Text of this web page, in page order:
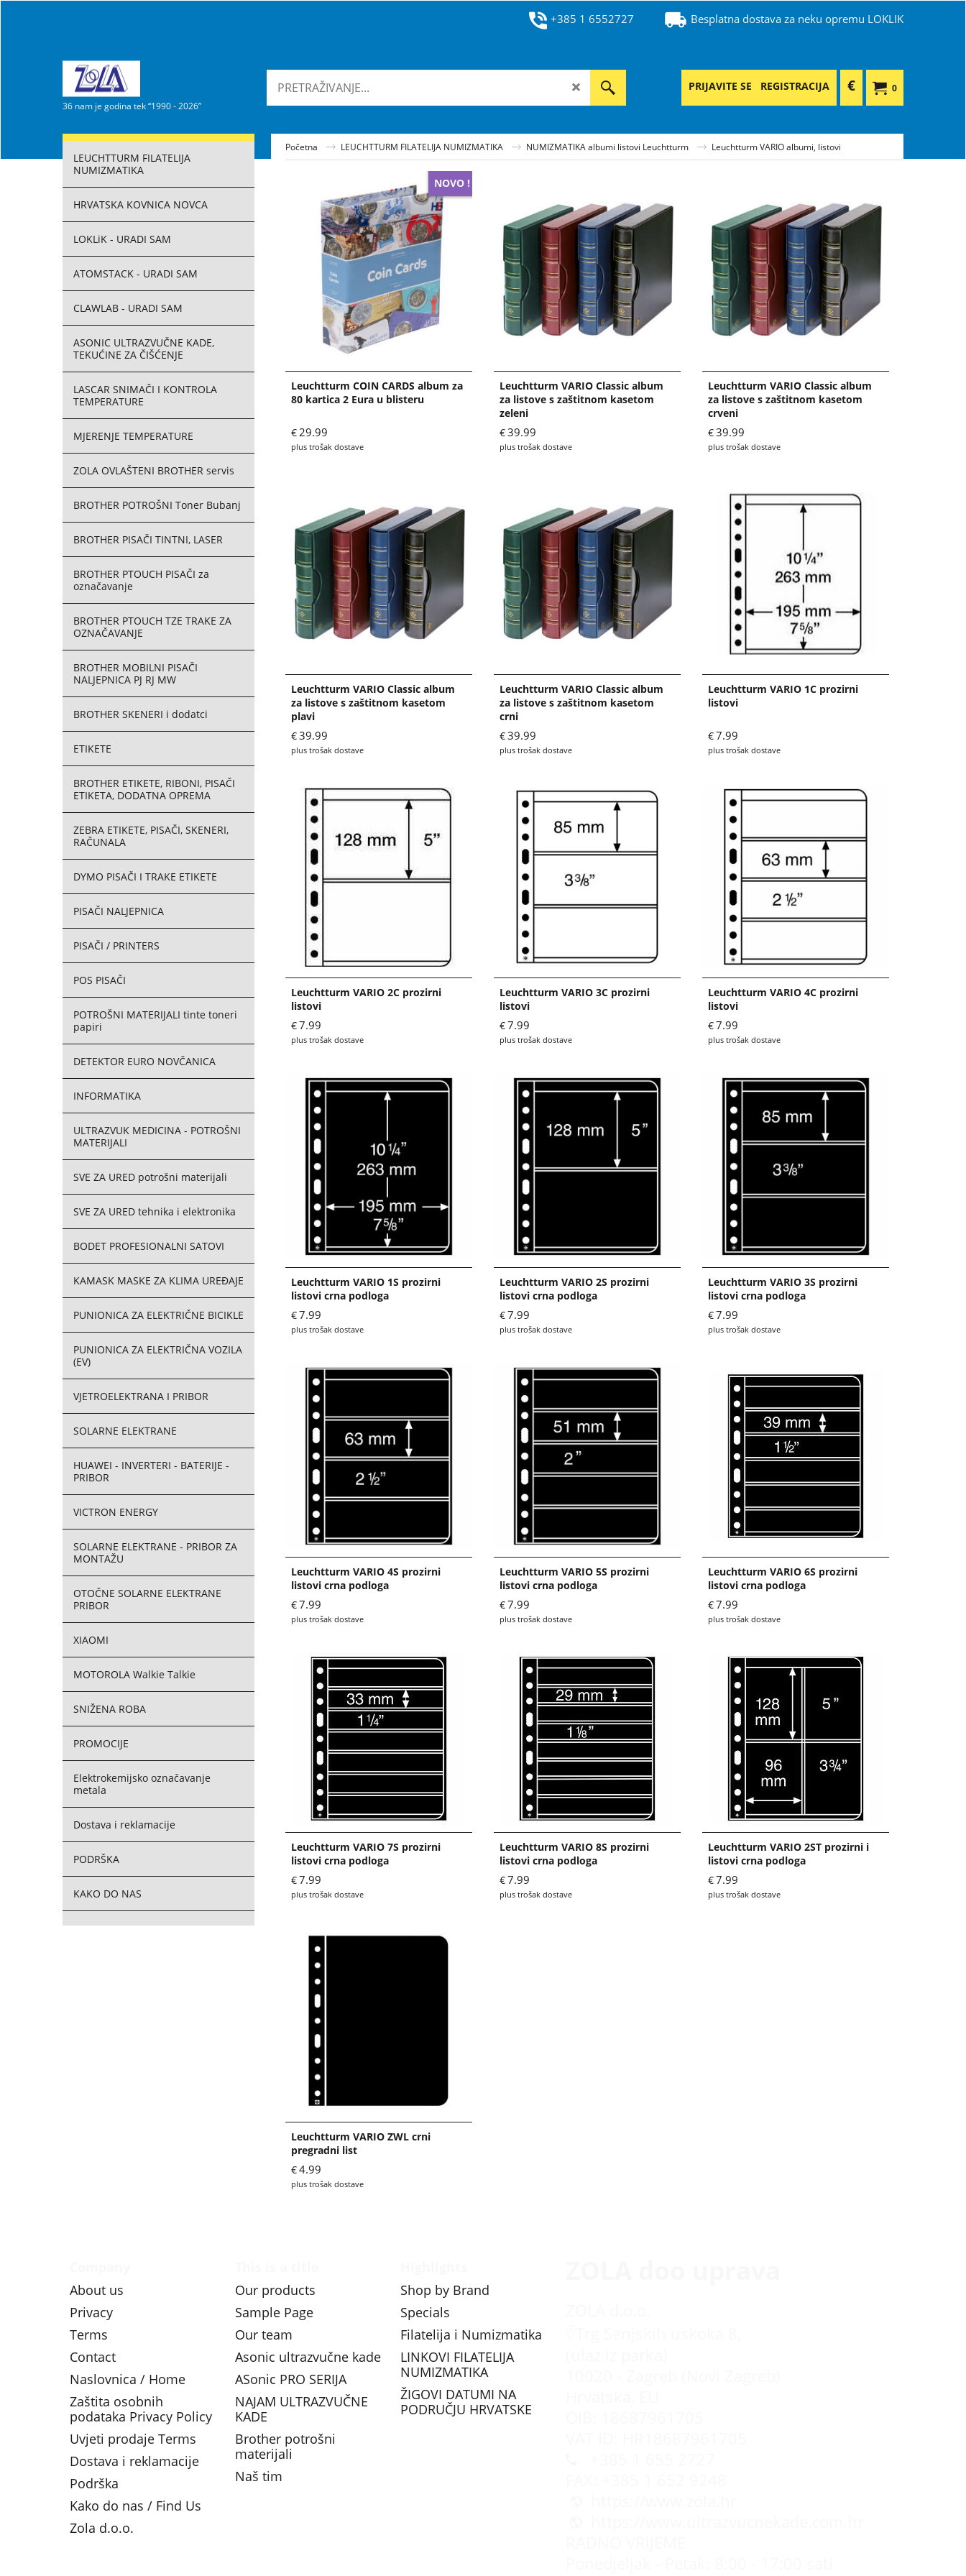
+385 1 6552727 Besplatna dostava za neku opremu LOKLIK
36 nam je godina tek “1990 - 2026”
0
€
PRIJAVITE SE REGISTRACIJA
LEUCHTTURM FILATELIJA
NUMIZMATIKA
HRVATSKA KOVNICA NOVCA
LOKLiK - URADI SAM
ATOMSTACK - URADI SAM
CLAWLAB - URADI SAM
ASONIC ULTRAZVUČNE KADE,
TEKUĆINE ZA ČIŠĆENJE
LASCAR SNIMAČI I KONTROLA
TEMPERATURE
MJERENJE TEMPERATURE
ZOLA OVLAŠTENI BROTHER servis
BROTHER POTROŠNI Toner Bubanj
BROTHER PISAČI TINTNI, LASER
BROTHER PTOUCH PISAČI za
označavanje
BROTHER PTOUCH TZE TRAKE ZA
OZNAČAVANJE
BROTHER MOBILNI PISAČI
NALJEPNICA PJ RJ MW
BROTHER SKENERI i dodatci
ETIKETE
BROTHER ETIKETE, RIBONI, PISAČI
ETIKETA, DODATNA OPREMA
ZEBRA ETIKETE, PISAČI, SKENERI,
RAČUNALA
DYMO PISAČI I TRAKE ETIKETE
PISAČI NALJEPNICA
PISAČI / PRINTERS
POS PISAČI
POTROŠNI MATERIJALI tinte toneri
papiri
DETEKTOR EURO NOVČANICA
INFORMATIKA
ULTRAZVUK MEDICINA - POTROŠNI
MATERIJALI
SVE ZA URED potrošni materijali
SVE ZA URED tehnika i elektronika
BODET PROFESIONALNI SATOVI
KAMASK MASKE ZA KLIMA UREĐAJE
PUNIONICA ZA ELEKTRIČNE BICIKLE
PUNIONICA ZA ELEKTRIČNA VOZILA
(EV)
VJETROELEKTRANA I PRIBOR
SOLARNE ELEKTRANE
HUAWEI - INVERTERI - BATERIJE -
PRIBOR
VICTRON ENERGY
SOLARNE ELEKTRANE - PRIBOR ZA
MONTAŽU
OTOČNE SOLARNE ELEKTRANE
PRIBOR
XIAOMI
MOTOROLA Walkie Talkie
SNIŽENA ROBA
PROMOCIJE
Elektrokemijsko označavanje
metala
Dostava i reklamacije
PODRŠKA
KAKO DO NAS
Početna LEUCHTTURM FILATELIJA NUMIZMATIKA NUMIZMATIKA albumi listovi Leuchtturm Leuchtturm VARIO albumi, listovi
NOVO !
Leuchtturm COIN CARDS album za
80 kartica 2 Eura u blisteru
€29.99
plus trošak dostave
Leuchtturm VARIO Classic album
za listove s zaštitnom kasetom
zeleni
€39.99
plus trošak dostave
Leuchtturm VARIO Classic album
za listove s zaštitnom kasetom
crveni
€39.99
plus trošak dostave
Leuchtturm VARIO Classic album
za listove s zaštitnom kasetom
plavi
€39.99
plus trošak dostave
Leuchtturm VARIO Classic album
za listove s zaštitnom kasetom
crni
€39.99
plus trošak dostave
Leuchtturm VARIO 1C prozirni
listovi
€7.99
plus trošak dostave
Leuchtturm VARIO 2C prozirni
listovi
€7.99
plus trošak dostave
Leuchtturm VARIO 3C prozirni
listovi
€7.99
plus trošak dostave
Leuchtturm VARIO 4C prozirni
listovi
€7.99
plus trošak dostave
Leuchtturm VARIO 1S prozirni
listovi crna podloga
€7.99
plus trošak dostave
Leuchtturm VARIO 2S prozirni
listovi crna podloga
€7.99
plus trošak dostave
Leuchtturm VARIO 3S prozirni
listovi crna podloga
€7.99
plus trošak dostave
Leuchtturm VARIO 4S prozirni
listovi crna podloga
€7.99
plus trošak dostave
Leuchtturm VARIO 5S prozirni
listovi crna podloga
€7.99
plus trošak dostave
Leuchtturm VARIO 6S prozirni
listovi crna podloga
€7.99
plus trošak dostave
Leuchtturm VARIO 7S prozirni
listovi crna podloga
€7.99
plus trošak dostave
Leuchtturm VARIO 8S prozirni
listovi crna podloga
€7.99
plus trošak dostave
Leuchtturm VARIO 2ST prozirni i
listovi crna podloga
€7.99
plus trošak dostave
Leuchtturm VARIO ZWL crni
pregradni list
€4.99
plus trošak dostave
About us
Privacy
Terms
Contact
Naslovnica / Home
Zaštita osobnih
podataka Privacy Policy
Uvjeti prodaje Terms
Dostava i reklamacije
Podrška
Kako do nas / Find Us
Zola d.o.o.
Our products
Sample Page
Our team
Asonic ultrazvučne kade
ASonic PRO SERIJA
NAJAM ULTRAZVUČNE
KADE
Brother potrošni
materijali
Naš tim
Shop by Brand
Specials
Filatelija i Numizmatika
LINKOVI FILATELIJA
NUMIZMATIKA
ŽIGOVI DATUMI NA
PODRUČJU HRVATSKE